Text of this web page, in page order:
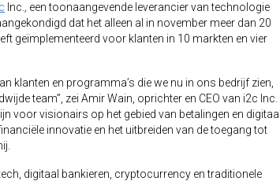
Inc. , een toonaangevende leverancier van technologie
dat het alleen al in november meer dan 20
geïmplementeerd voor klanten in 10 markten en vier
klanten en programma’s die we nu in ons bedrijf zien,
team”, zei Amir Wain, oprichter en CEO van i2c Inc.
voor visionairs op het gebied van betalingen en digitaal
innovatie en het uitbreiden van de toegang tot
digitaal bankieren, cryptocurrency en traditionele